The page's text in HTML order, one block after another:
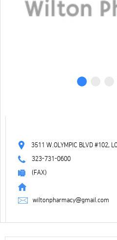
3511 W.OLYMPIC BLVD #102,
323-731-0600
(FAX)
wiltonpharmacy@gmail.com